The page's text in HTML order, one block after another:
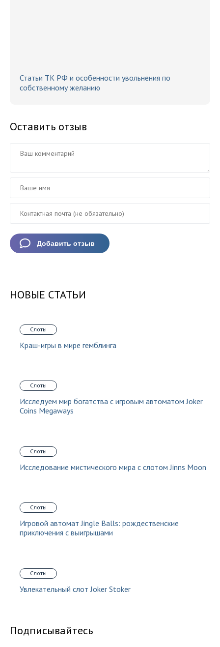
Статьи ТК РФ и особенности увольнения по
собственному желанию
Оставить отзыв
НОВЫЕ СТАТЬИ
Слоты
Краш-игры в мире гемблинга
Слоты
Исследуем мир богатства с игровым автоматом Joker
Coins Megaways
Слоты
Исследование мистического мира с слотом Jinns Moon
Слоты
Игровой автомат Jingle Balls: рождественские
приключения с выигрышами
Слоты
Увлекательный слот Joker Stoker
Подписывайтесь